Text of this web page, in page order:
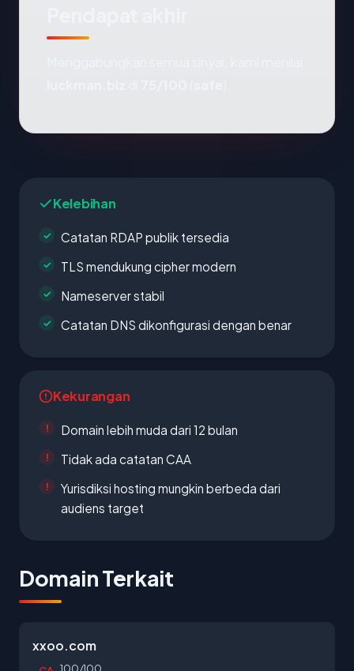
Kelebihan
Catatan RDAP publik tersedia
TLS mendukung cipher modern
Nameserver stabil
Catatan DNS dikonfigurasi dengan benar
Kekurangan
Domain lebih muda dari 12 bulan
Tidak ada catatan CAA
Yurisdiksi hosting mungkin berbeda dari
audiens target
Domain Terkait
xxoo.com